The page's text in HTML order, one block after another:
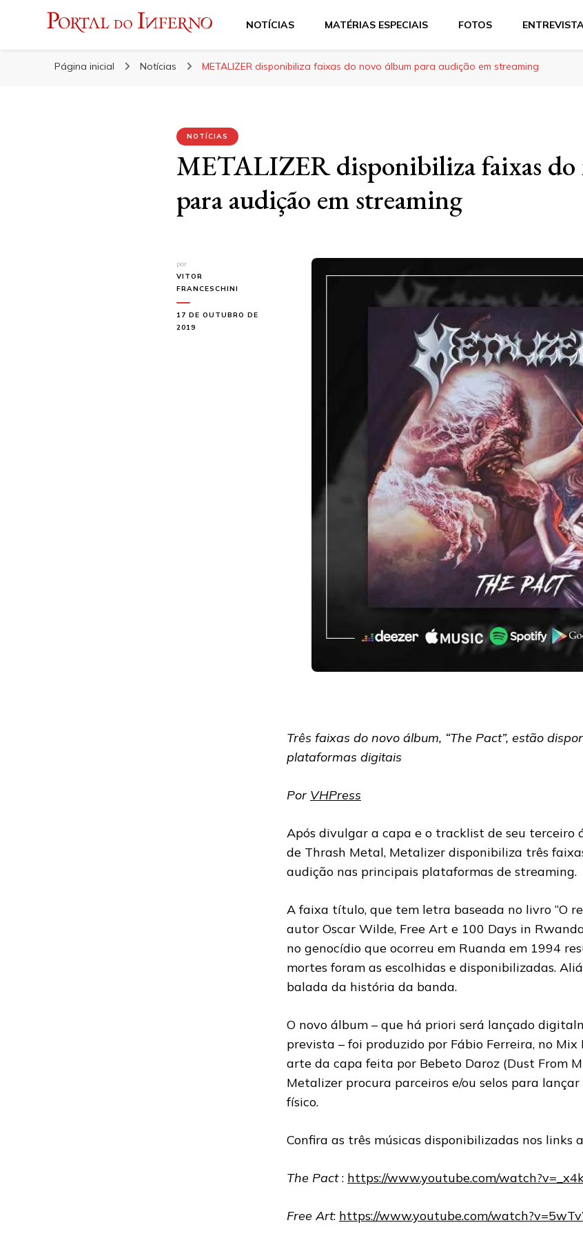
Portal do Inferno
NOTÍCIAS MATÉRIAS ESPECIAIS FOTOS
Página inicial Notícias METALIZER disponibiliza faixas do novo álbum para audição em streaming
NOTÍCIAS
METALIZER disponibiliza faixas do
para audição em streaming
por
VITOR
FRANCESCHINI
17 DE OUTUBRO DE
2019
Três faixas do novo álbum, “The Pact”, estão
plataformas digitais
Por VHPress
Após divulgar a capa e o tracklist de seu terceiro
de Thrash Metal, Metalizer disponibiliza três
audição nas principais plataformas de streaming.
A faixa título, que tem letra baseada no livro “O
autor Oscar Wilde, Free Art e 100 Days in
no genocídio que ocorreu em Ruanda em 1994
mortes foram as escolhidas e disponibilizadas.
balada da história da banda.
O novo álbum – que há priori será lançado
prevista – foi produzido por Fábio Ferreira, no Mix
arte da capa feita por Bebeto Daroz (Dust From
Metalizer procura parceiros e/ou selos para
físico.
Confira as três músicas disponibilizadas nos links
The Pact: https://www.youtube.com/
Free Art: https://www.youtube.com/